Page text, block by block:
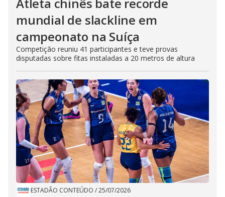
mundial de slackline em
campeonato na Suíça
Competição reuniu 41 participantes e teve provas
disputadas sobre fitas instaladas a 20 metros de altura
ESTADÃO CONTEÚDO /25/07/2026